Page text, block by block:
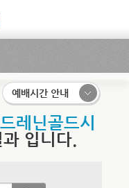
예배시간 안내
레닌골드시
입니다.